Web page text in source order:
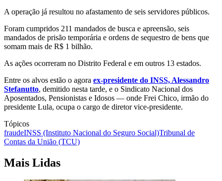
A operação já resultou no afastamento de seis servidores públicos.
Foram cumpridos 211 mandados de busca e apreensão, seis
mandados de prisão temporária e ordens de sequestro de bens que
somam mais de R$ 1 bilhão.
As ações ocorreram no Distrito Federal e em outros 13 estados.
Entre os alvos estão o agora ex-presidente do INSS, Alessandro
Stefanutto, demitido nesta tarde, e o Sindicato Nacional dos
Aposentados, Pensionistas e Idosos — onde Frei Chico, irmão do
presidente Lula, ocupa o cargo de diretor vice-presidente.
Tópicos
fraudeINSS (Instituto Nacional do Seguro Social)Tribunal de
Contas da União (TCU)
Mais Lidas